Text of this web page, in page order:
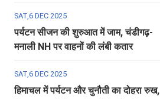
अलर्ट
SAT,6 DEC 2025
पर्यटन सीजन की शुरुआत में जाम, चंडीगढ़-
मनाली NH पर वाहनों की लंबी कतार
SAT,6 DEC 2025
हिमाचल में पर्यटन और चुनौती का दोहरा रुख,